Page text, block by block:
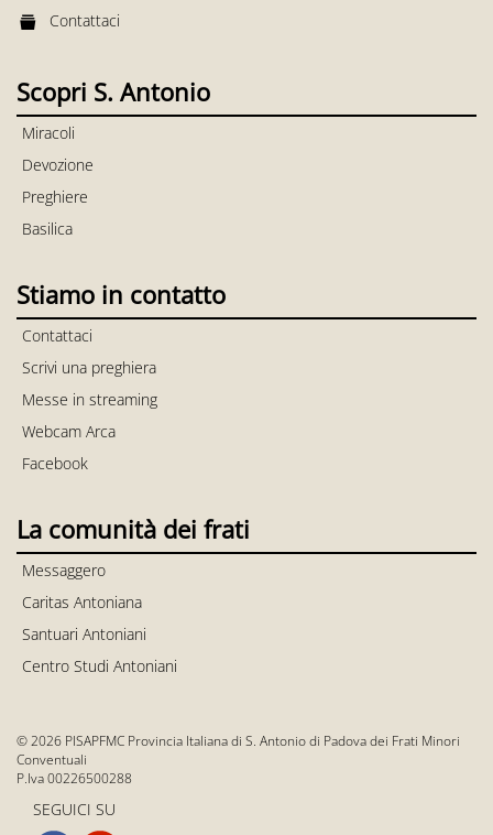
Contattaci
Scopri S. Antonio
Miracoli
Devozione
Preghiere
Basilica
Stiamo in contatto
Contattaci
Scrivi una preghiera
Messe in streaming
Webcam Arca
Facebook
La comunità dei frati
Messaggero
Caritas Antoniana
Santuari Antoniani
Centro Studi Antoniani
© 2026 PISAPFMC Provincia Italiana di S. Antonio di Padova dei Frati Minori
Conventuali
P.Iva 00226500288
SEGUICI SU